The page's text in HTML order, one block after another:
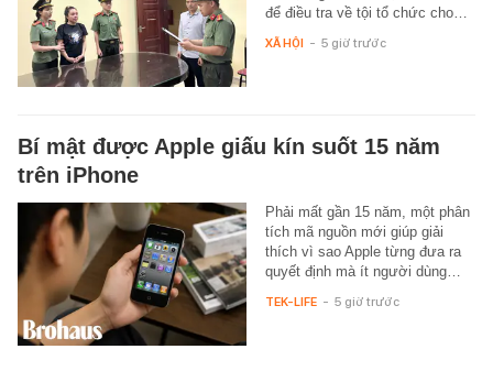
để điều tra về tội tổ chức cho…
XÃ HỘI - 5 giờ trước
Bí mật được Apple giấu kín suốt 15 năm
trên iPhone
Phải mất gần 15 năm, một phân
tích mã nguồn mới giúp giải
thích vì sao Apple từng đưa ra
quyết định mà ít người dùng…
TEK-LIFE - 5 giờ trước